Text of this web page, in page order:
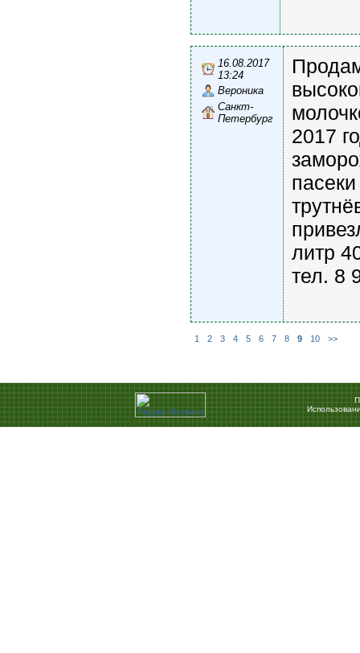
16.08.2017
13:24
Вероника
Санкт-
Петербург
2017
литр
тел. 8
1 2 3 4 5 6 7 8 9 10 >>